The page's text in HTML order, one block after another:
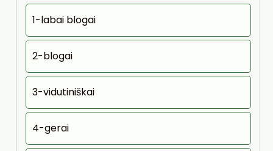
1-labai blogai
2-blogai
3-vidutiniškai
4-gerai